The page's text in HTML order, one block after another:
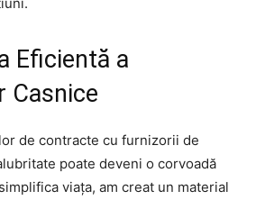
Eficientă a
Casnice
de contracte cu furnizorii de
poate deveni o corvoadă
viața, am creat un material